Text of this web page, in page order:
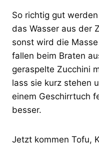
So richtig gut
das Wasser aus der
sonst wird die
fallen beim Braten
geraspelte Zucchini
lass sie kurz stehen
einem Geschirrtuch
besser.
Jetzt kommen Tofu,